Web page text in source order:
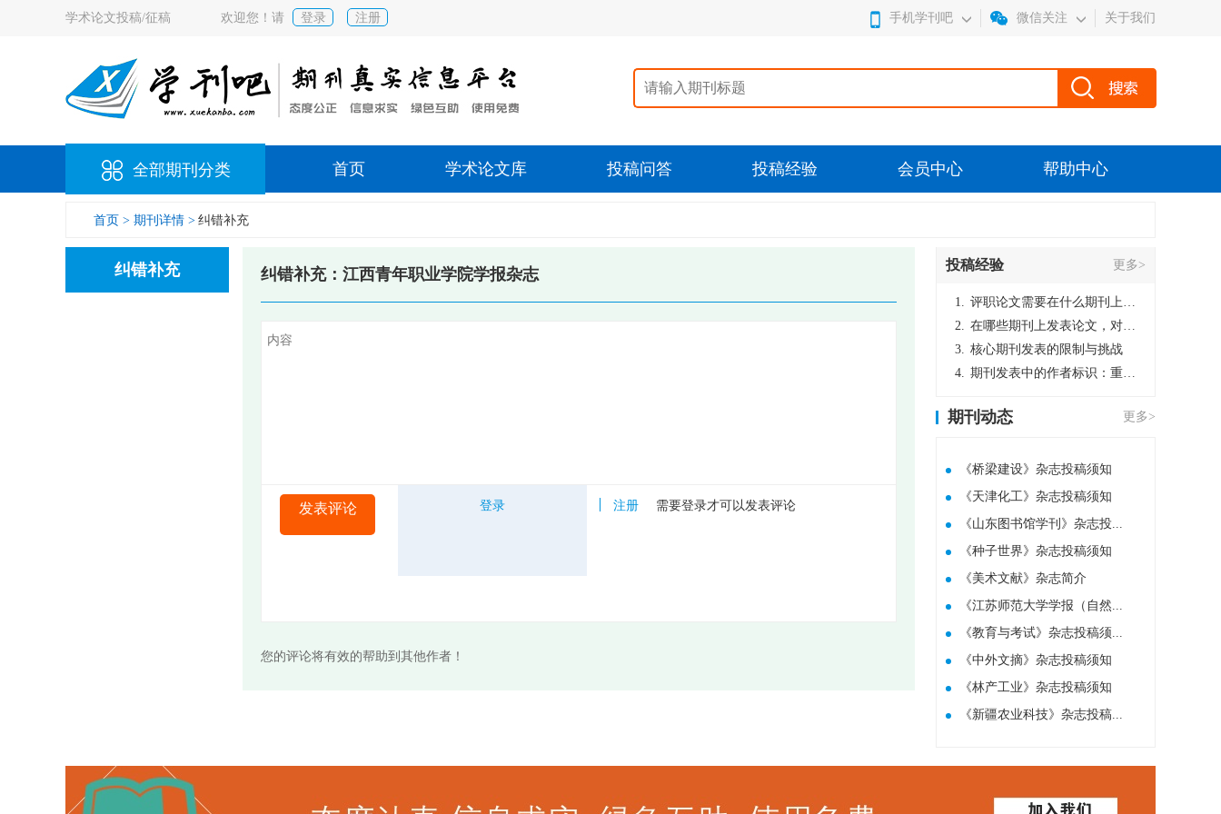
学术论文投稿/征稿 欢迎您！请 登录 注册 手机学刊吧 微信关注 关于我们
全部期刊分类 首页 学术论文库 投稿问答 投稿经验 会员中心 帮助中心
首页 > 期刊详情 > 纠错补充
纠错补充 纠错补充：江西青年职业学院学报杂志
发表评论 登录 注册 需要登录才可以发表评论
您的评论将有效的帮助到其他作者！
投稿经验 更多>
1. 评职论文需要在什么期刊上发表？
2. 在哪些期刊上发表论文，对考研有优势？
3. 核心期刊发表的限制与挑战
4. 期刊发表中的作者标识：重要性与实践
期刊动态 更多>
《桥梁建设》杂志投稿须知
《天津化工》杂志投稿须知
《山东图书馆学刊》杂志投...
《种子世界》杂志投稿须知
​《美术文献》杂志简介
《江苏师范大学学报（自然...
《教育与考试》杂志投稿须...
《中外文摘》杂志投稿须知
《林产工业》杂志投稿须知
《新疆农业科技》杂志投稿...